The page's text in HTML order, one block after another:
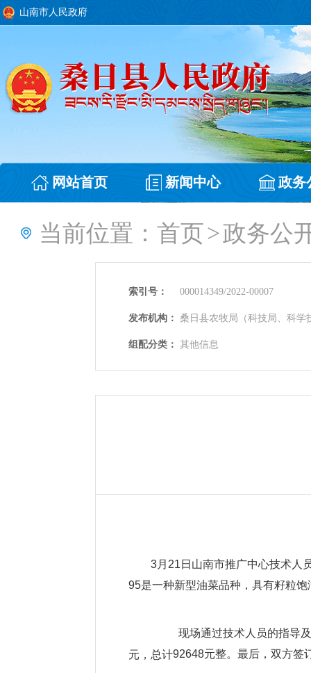
山南市人民政府
网站首页 新闻中心 政务
当前位置： 首页>政务公
索引号： 000014349/2022-00007
发布机构： 桑日县农牧局（科技局、科学
组配分类： 其他信息
3月21日山南市推广中心技术人
95是一种新型油菜品种，具有籽粒
现场通过技术人员的指导
元 ， 总计92648元整。最后，双方签